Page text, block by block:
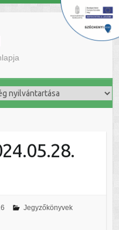
Jegyzőkönyvek